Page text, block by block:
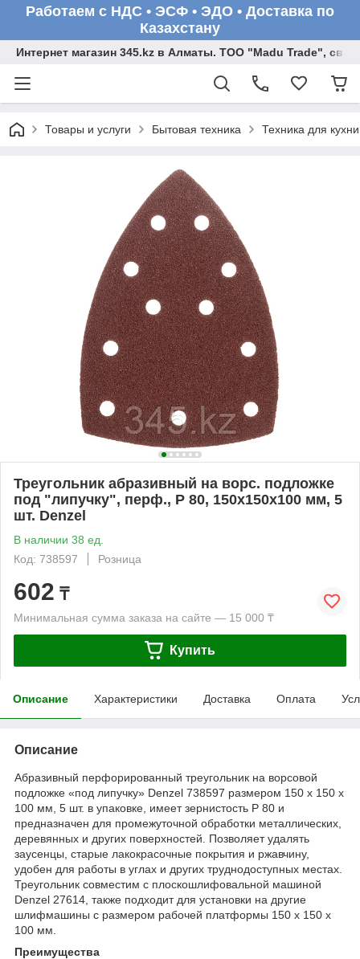
Работаем с НДС • ЭСФ • ЭДО • Доставка по
Казахстану
Интернет магазин 345.kz в Алматы. ТОО "Madu Trade",
Товары и услуги Бытовая техника Техника для кухни
Треугольник абразивный на ворc. подложке
под "липучку", перф., P 80, 150х150х100 мм, 5
шт. Denzel
В наличии 38 ед.
Код: 738597
Розница
602 ₸
Минимальная сумма заказа на сайте — 15 000 ₸
Купить
Описание Характеристики Доставка Оплата
Описание
Абразивный перфорированный треугольник на ворсовой
подложке «под липучку» Denzel 738597 размером 150 х 150 х
100 мм, 5 шт. в упаковке, имеет зернистость P 80 и
предназначен для промежуточной обработки металлических,
деревянных и других поверхностей. Позволяет удалять
заусенцы, старые лакокрасочные покрытия и ржавчину,
удобен для работы в углах и других труднодоступных местах.
Треугольник совместим с плоскошлифовальной машиной
Denzel 27614, также подходит для установки на другие
шлифмашины с размером рабочей платформы 150 х 150 х
100 мм.
Преимущества